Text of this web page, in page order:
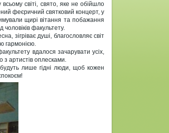
світі, свято, яке не обійшло
феєричний святковий концерт, у
щирі вітання та побажання
факультету.
зігріває душі, благословляє світ
гармонією.
вдалося зачарувати усіх,
артистів оплесками.
лише гідні люди, щоб кожен